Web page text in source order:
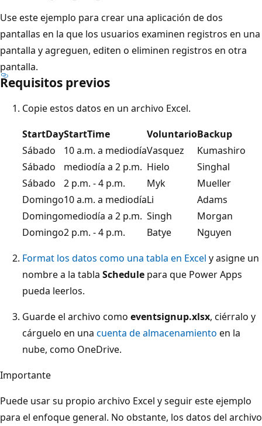
Use este ejemplo para crear una aplicación de dos
pantallas en la que los usuarios examinen registros en una
pantalla y agreguen, editen o eliminen registros en otra
pantalla.
Requisitos previos
Copie estos datos en un archivo Excel.
StartDayStartTime VoluntarioBackup
Sábado
10 a.m. a mediodíaVasquez
Kumashiro
Sábado
mediodía a 2 p.m. Hielo
Singhal
Sábado
2 p.m. - 4 p.m. Myk
Mueller
Domingo10 a.m. a mediodíaLi
Adams
Domingomediodía a 2 p.m. Singh
Morgan
Domingo2 p.m. - 4 p.m. Batye
Nguyen
Format los datos como una tabla en Excel y asigne un
nombre a la tabla Schedule para que Power Apps
pueda leerlos.
Guarde el archivo como eventsignup.xlsx, ciérralo y
cárguelo en una cuenta de almacenamiento en la
nube, como OneDrive.
Importante
Puede usar su propio archivo Excel y seguir este ejemplo
para el enfoque general. No obstante, los datos del archivo